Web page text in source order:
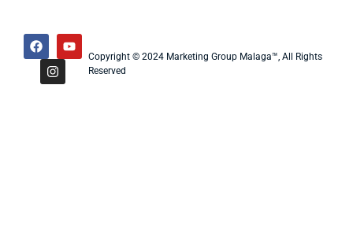
Copyright © 2024 Marketing Group Malaga™, All Rights
Reserved